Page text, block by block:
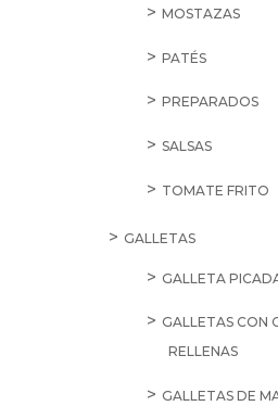
MOSTAZAS
PATÉS
PREPARADOS
SALSAS
TOMATE FRITO
GALLETAS
GALLETA
GALLETAS CON
RELLENAS
GALLETAS DE